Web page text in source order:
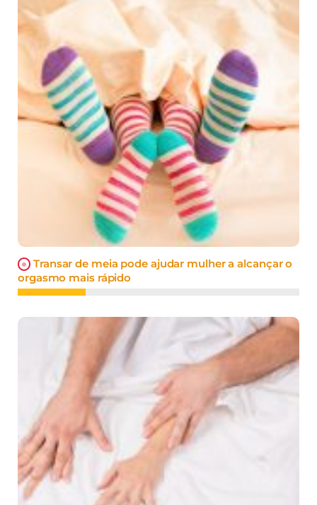
Transar de meia pode ajudar mulher a alcançar o
orgasmo mais rápido